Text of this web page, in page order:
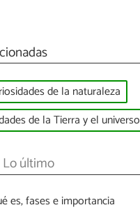
de la naturaleza
de la Tierra y el universo
Lo último
es, fases e importancia